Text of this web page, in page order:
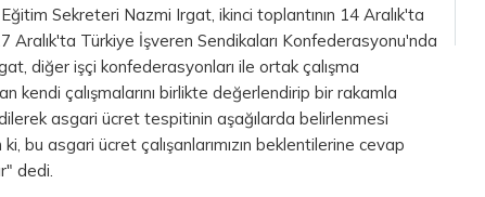
Sekreteri Nazmi Irgat, ikinci toplantının 14 Aralık'ta
Aralık'ta Türkiye İşveren Sendikaları Konfederasyonu'nda
diğer işçi konfederasyonları ile ortak çalışma
kendi çalışmalarını birlikte değerlendirip bir rakamla
asgari ücret tespitinin aşağılarda belirlenmesi
bu asgari ücret çalışanlarımızın beklentilerine cevap
dedi.